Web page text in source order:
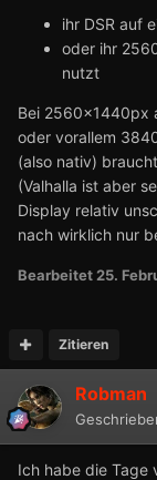
ihr DSR auf
oder ihr
nutzt
Bei 2560x1440px
oder vorallem
(also nativ)
(Valhalla ist aber
Display relativ
nach wirklich nur
Bearbeitet 25.
Zitieren
Robman
Ich habe die Tage